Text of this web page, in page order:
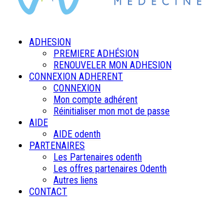
ADHESION
PREMIERE ADHÉSION
RENOUVELER MON ADHESION
CONNEXION ADHERENT
CONNEXION
Mon compte adhérent
Réinitialiser mon mot de passe
AIDE
AIDE odenth
PARTENAIRES
Les Partenaires odenth
Les offres partenaires Odenth
Autres liens
CONTACT